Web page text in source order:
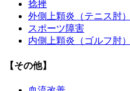
捻挫
外側上顆炎（テニス肘）
スポーツ障害
内側上顆炎（ゴルフ肘）
【その他】